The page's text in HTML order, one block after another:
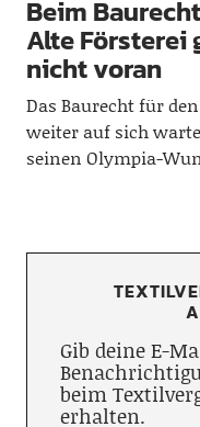
Beim
Alte Försterei
nicht voran
Das Baurecht für
weiter auf sich
seinen Olympia-
Gib deine E-
beim
erhalten.